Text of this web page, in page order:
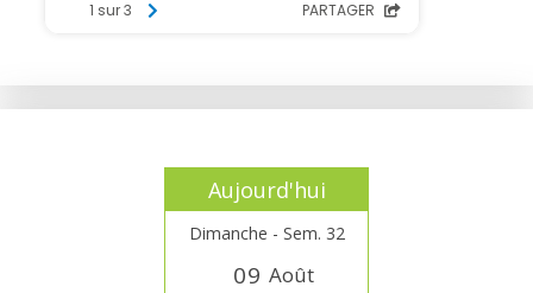
Aujourd'hui
Dimanche - Sem. 32
09 Août